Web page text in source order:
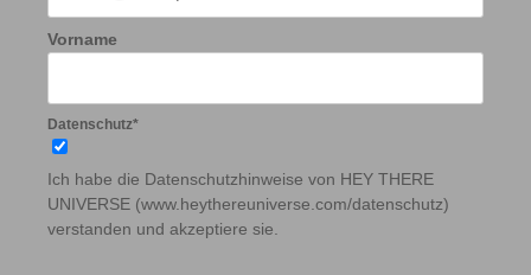
Vorname
Datenschutz*
Ich habe die Datenschutzhinweise von HEY THERE
UNIVERSE (www.heythereuniverse.com/datenschutz)
verstanden und akzeptiere sie.